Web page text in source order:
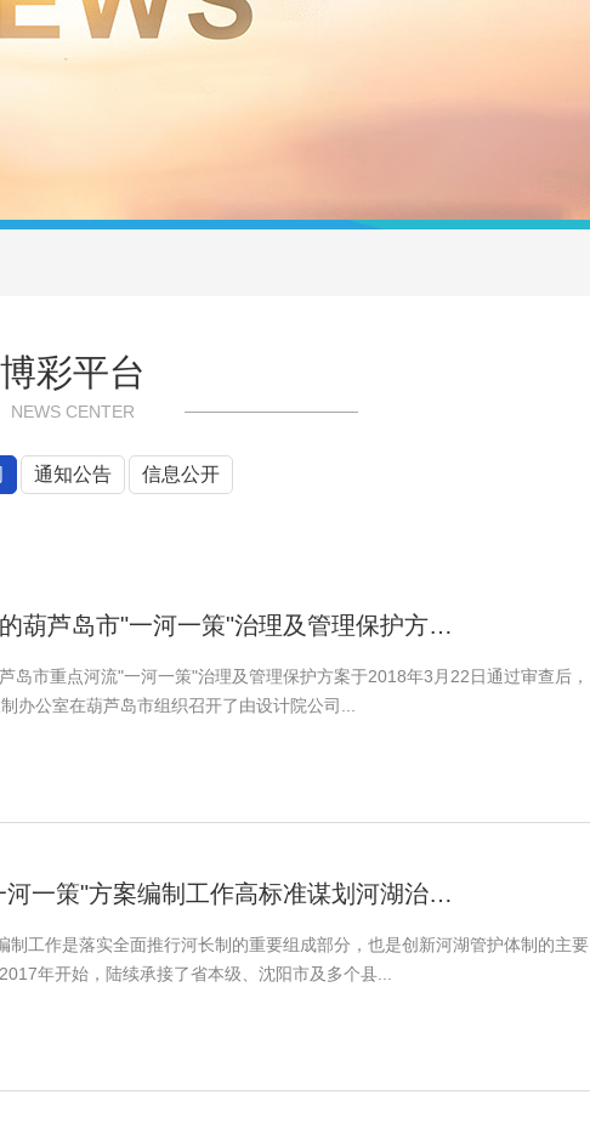
博彩平台
NEWS CENTER
通知公告 信息公开
设计院公司编制的葫芦岛市"一河一策"治理及管理保护方案全部完成
岛市重点河流"一河一策"治理及管理保护方案于2018年3月22日通过审查后，
办公室在葫芦岛市组织召开了由设计院公司...
水科院公司以"一河一策"方案编制工作高标准谋划河湖治理管护
制工作是落实全面推行河长制的重要组成部分，也是创新河湖管护体制的主要
年开始，陆续承接了省本级、沈阳市及多个县...